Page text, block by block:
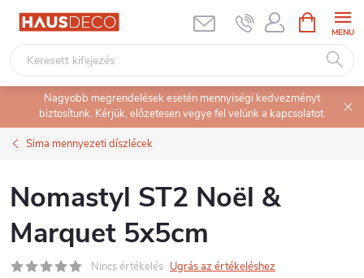
Ugrás
tartalomhoz
KOSÁR
Nagyobb megrendelések esetén mennyiségi kedvezményt
biztosítunk. Kérjük, előzetesen vegye fel velünk a kapcsolatot.
Sima mennyezeti díszlécek
Nomastyl ST2 Noël &
Marquet 5x5cm
Nincs értékelés Ugrás az értékeléshez